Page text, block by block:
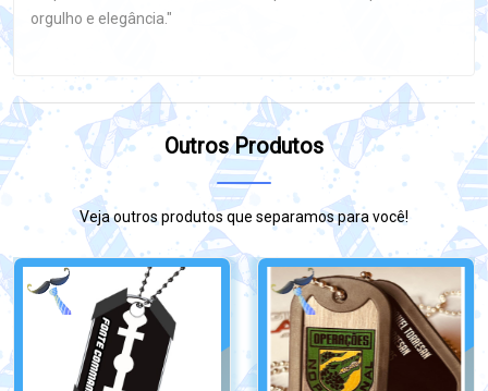
orgulho e elegância."
Outros Produtos
Veja outros produtos que separamos para você!